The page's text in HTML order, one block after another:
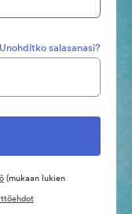
Unohditko salasanasi?
(mukaan lukien